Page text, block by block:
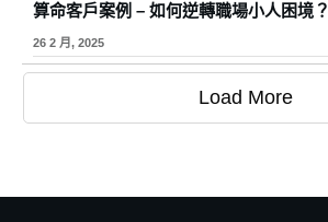
算命客戶案例 – 如何逆轉職場小人困境？
26 2 月, 2025
Load More